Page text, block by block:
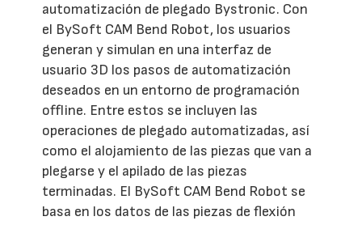
automatización de plegado Bystronic. Con
el BySoft CAM Bend Robot, los usuarios
generan y simulan en una interfaz de
usuario 3D los pasos de automatización
deseados en un entorno de programación
offline. Entre estos se incluyen las
operaciones de plegado automatizadas, así
como el alojamiento de las piezas que van a
plegarse y el apilado de las piezas
terminadas. El BySoft CAM Bend Robot se
basa en los datos de las piezas de flexión